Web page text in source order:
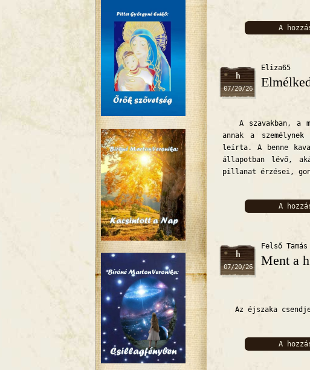
A
h
07/20/26
Eliza65
A szavakban, a
annak a
leírta. A benne
állapotban lévő,
pillanat érzései,
A
h
07/20/26
Felső Tamás
Ment a
Az éjszaka
A